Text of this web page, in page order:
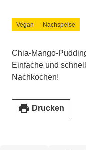
Vegan Nachspeise
Chia-Mango-
Einfache und
Nachkochen!
print Drucken